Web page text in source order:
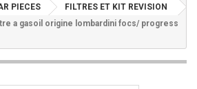
PIECES
FILTRES ET KIT REVISION
a gasoil origine lombardini focs/ progress